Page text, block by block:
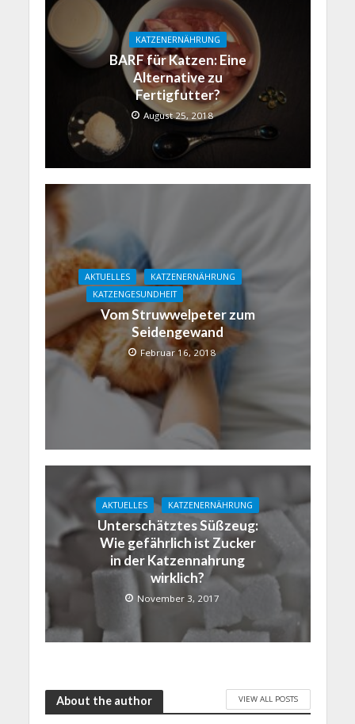
KATZENERNÄHRUNG
BARF für Katzen: Eine
Alternative zu
Fertigfutter?
August 25, 2018
AKTUELLES
KATZENERNÄHRUNG
KATZENGESUNDHEIT
Vom Struwwelpeter zum
Seidengewand
Februar 16, 2018
AKTUELLES KATZENERNÄHRUNG
Unterschätztes Süßzeug:
Wie gefährlich ist Zucker
in der Katzennahrung
wirklich?
November 3, 2017
About the author VIEW ALL POSTS